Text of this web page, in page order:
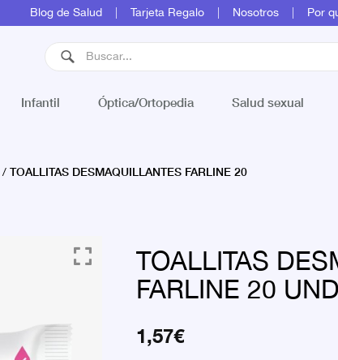
Blog de Salud Tarjeta Regalo Nosotros Por
Infantil Óptica/Ortopedia Salud sexual
/ TOALLITAS DESMAQUILLANTES FARLINE 20
TOALLITAS
FARLINE 20
1,57€